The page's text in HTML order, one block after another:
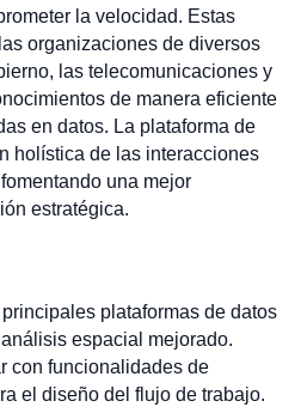
la velocidad. Estas
organizaciones de diversos
las telecomunicaciones y
de manera eficiente
en datos. La plataforma de
holística de las interacciones
una mejor
estratégica.
plataformas de datos
espacial mejorado.
con funcionalidades de
el diseño del flujo de trabajo.